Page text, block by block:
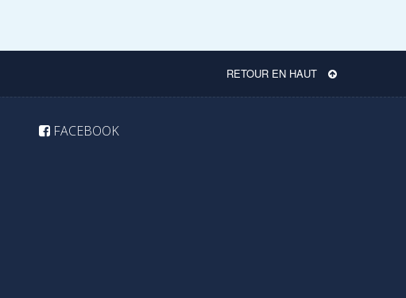
RETOUR EN HAUT
FACEBOOK